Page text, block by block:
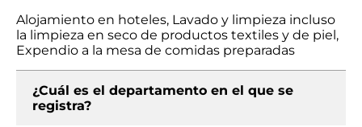
Alojamiento en hoteles, Lavado y limpieza incluso
la limpieza en seco de productos textiles y de piel,
Expendio a la mesa de comidas preparadas
¿Cuál es el departamento en el que se
registra?